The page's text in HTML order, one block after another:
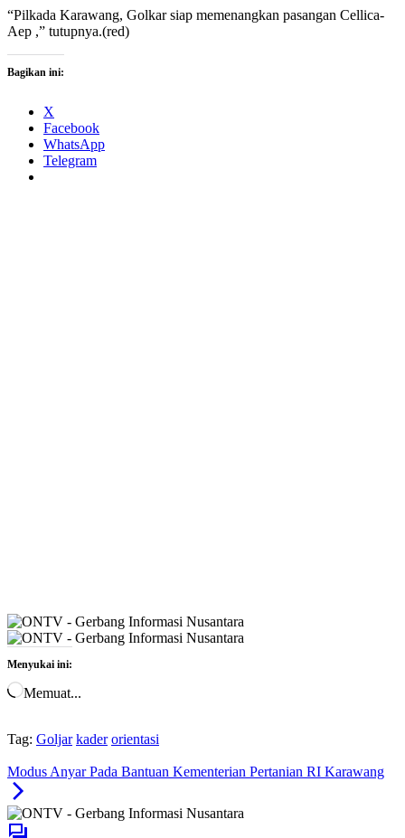
“Pilkada Karawang, Golkar siap memenangkan pasangan Cellica-
Aep ,” tutupnya.(red)
Bagikan ini:
X
Facebook
WhatsApp
Telegram
Menyukai ini:
Memuat...
Tag: Goljar kader orientasi
Modus Anyar Pada Bantuan Kementerian Pertanian RI Karawang